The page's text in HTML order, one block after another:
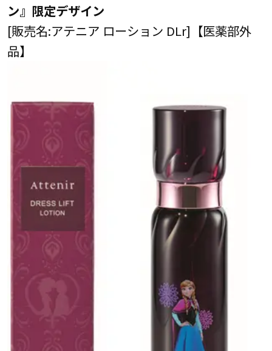
ン』限定デザイン
[販売名:アテニア ローション DLr]【医薬部外
品】